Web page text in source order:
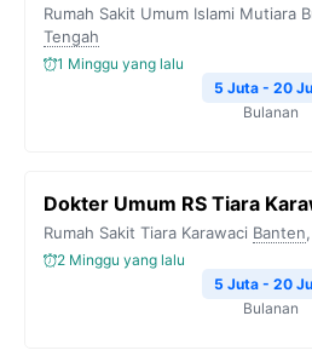
Rumah Sakit Umum Islami Mutiara
Tengah
1 Minggu yang lalu
5 Juta - 20
Bulanan
Dokter Umum RS Tiara
Rumah Sakit Tiara Karawaci Banten,
2 Minggu yang lalu
5 Juta - 20
Bulanan